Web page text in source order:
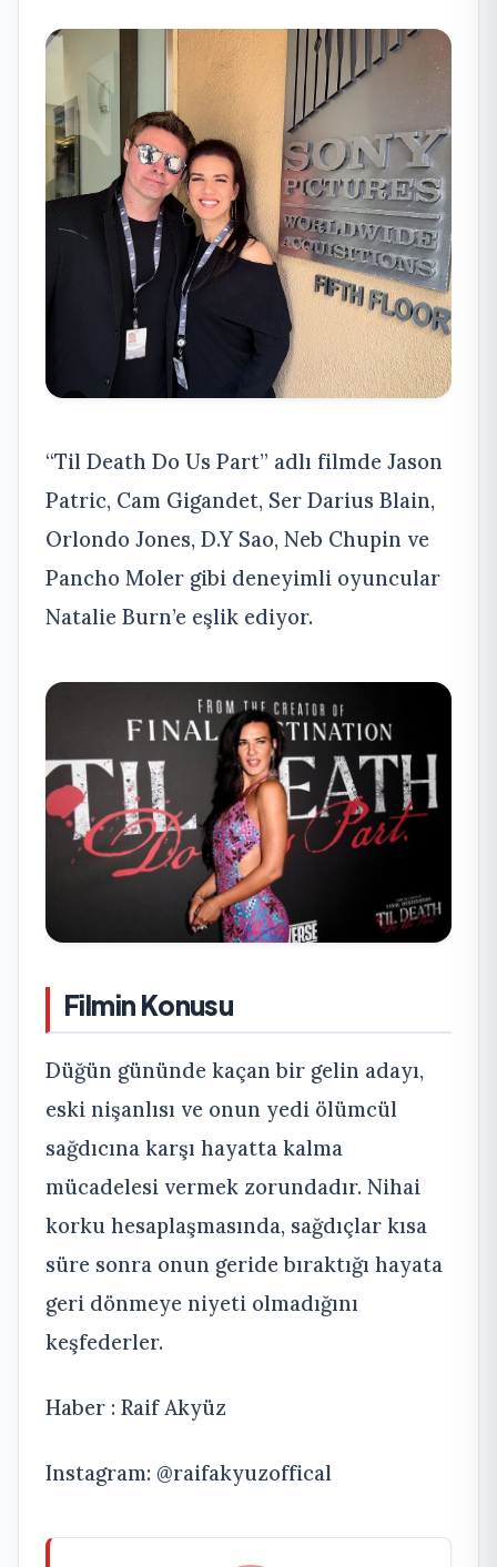
“Til Death Do Us Part” adlı filmde Jason
Patric, Cam Gigandet, Ser Darius Blain,
Orlondo Jones, D.Y Sao, Neb Chupin ve
Pancho Moler gibi deneyimli oyuncular
Natalie Burn’e eşlik ediyor.
Filmin Konusu
Düğün gününde kaçan bir gelin adayı,
eski nişanlısı ve onun yedi ölümcül
sağdıcına karşı hayatta kalma
mücadelesi vermek zorundadır. Nihai
korku hesaplaşmasında, sağdıçlar kısa
süre sonra onun geride bıraktığı hayata
geri dönmeye niyeti olmadığını
keşfederler.
Haber : Raif Akyüz
Instagram: @raifakyuzoffical